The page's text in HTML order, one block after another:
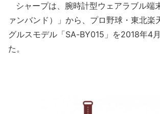
シャープは、腕時計型ウェアラブル端
ァンバンド）」から、プロ野球・東北楽
グルスモデル「SA-BY015」を2018年4
た。